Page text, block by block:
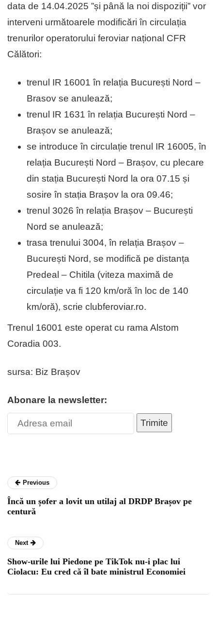
data de 14.04.2025 ”și până la noi dispoziții” vor
interveni următoarele modificări în circulația
trenurilor operatorului feroviar național CFR
Călători:
trenul IR 16001 în relația București Nord –
Brasov se anulează;
trenul IR 1631 în relația București Nord –
Brașov se anulează;
se introduce în circulație trenul IR 16005, în
relația București Nord – Brașov, cu plecare
din stația București Nord la ora 07.15 și
sosire în stația Brașov la ora 09.46;
trenul 3026 în relația Brașov – București
Nord se anulează;
trasa trenului 3004, în relația Brașov –
București Nord, se modifică pe distanța
Predeal – Chitila (viteza maximă de
circulație va fi 120 km/oră în loc de 140
km/oră), scrie clubferoviar.ro.
Trenul 16001 este operat cu rama Alstom
Coradia 003.
sursa: Biz Brașov
Abonare la newsletter:
Trimite
Previous
Încă un șofer a lovit un utilaj al DRDP Brașov pe
centură
Next
Show-urile lui Piedone pe TikTok nu-i plac lui
Ciolacu: Eu cred că îl bate ministrul Economiei